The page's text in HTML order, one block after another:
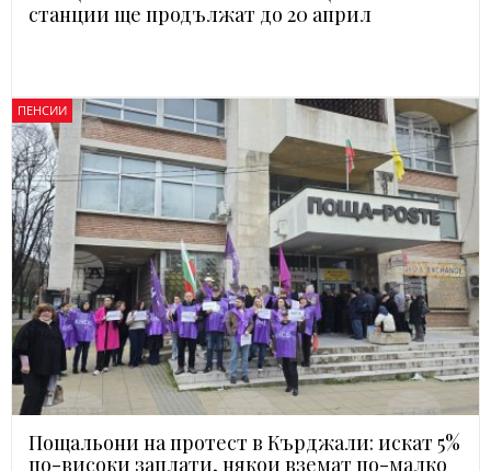
станции ще продължат до 20 април
ПЕНСИИ
Пощальони на протест в Кърджали: искат 5%
по-високи заплати, някои вземат по-малко